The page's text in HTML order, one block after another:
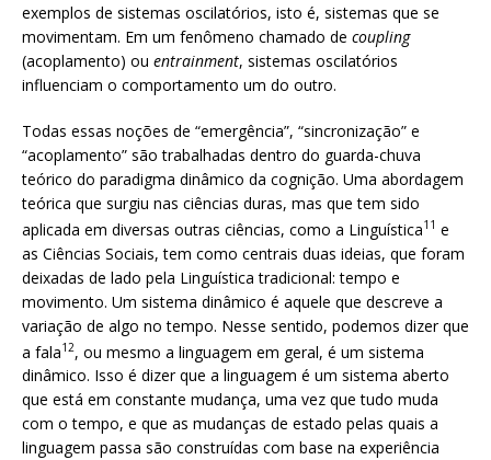
exemplos de sistemas oscilatórios, isto é, sistemas que se
movimentam. Em um fenômeno chamado de coupling
(acoplamento) ou entrainment, sistemas oscilatórios
influenciam o comportamento um do outro.
Todas essas noções de “emergência”, “sincronização” e
“acoplamento” são trabalhadas dentro do guarda-chuva
teórico do paradigma dinâmico da cognição. Uma abordagem
teórica que surgiu nas ciências duras, mas que tem sido
aplicada em diversas outras ciências, como a Linguística11 e
as Ciências Sociais, tem como centrais duas ideias, que foram
deixadas de lado pela Linguística tradicional: tempo e
movimento. Um sistema dinâmico é aquele que descreve a
variação de algo no tempo. Nesse sentido, podemos dizer que
a fala12, ou mesmo a linguagem em geral, é um sistema
dinâmico. Isso é dizer que a linguagem é um sistema aberto
que está em constante mudança, uma vez que tudo muda
com o tempo, e que as mudanças de estado pelas quais a
linguagem passa são construídas com base na experiência